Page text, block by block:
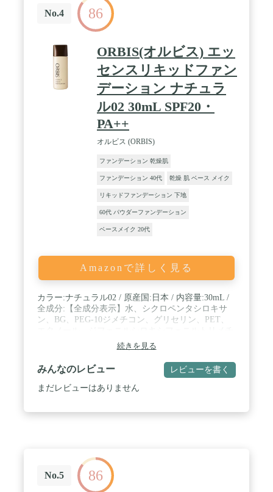
No.4 86
ORBIS(オルビス) エッ
センスリキッドファン
デーション ナチュラ
ル02 30mL SPF20・
PA++
オルビス (ORBIS)
ファンデーション 乾燥肌
ファンデーション 40代 乾燥 肌 ベース メイク
リキッドファンデーション 下地
60代 パウダーファンデーション
ベースメイク 20代
Amazonで詳しく見る
カラー:ナチュラル02 / 原産国:日本 / 内容量:30mL /
全成分:【全成分表示】水、シクロペンタシロキサ
ン、BG、PEG-10ジメチコン、グリセリン、PET、
コン、タルク、セスキイソステアリン酸ソルビタ
ン、カプリリルメチコン、アミノプロピルジメチコ
ン、(アクリル酸アルキル/ジメチコン)コポリマー、
ジメチコン、シリカ、アルミナ、ポリクオタニウ
ム-61、ベントナイト、ヒアルロン酸Na、トリメト
続きを見る
みんなのレビュー レビューを書く
まだレビューはありません
No.5 86